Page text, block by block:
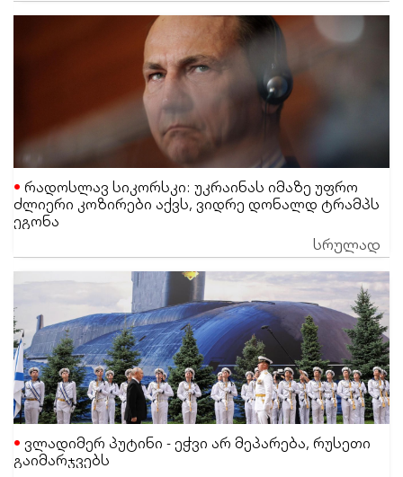
რადოსლავ სიკორსკი: უკრაინას იმაზე უფრო
ძლიერი კოზირები აქვს, ვიდრე დონალდ ტრამპს
ეგონა
სრულად
ვლადიმერ პუტინი - ეჭვი არ მეპარება, რუსეთი
გაიმარჯვებს